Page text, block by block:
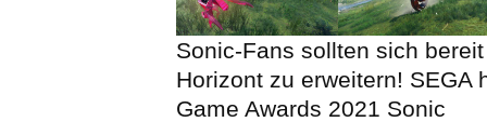
Sonic-Fans sollten sich
Horizont zu erweitern! SEGA
Game Awards 2021 Sonic